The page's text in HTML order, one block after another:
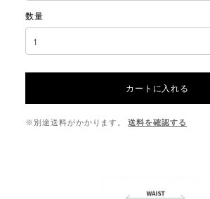
数量
カートに入れる
※別途送料がかかります。 送料を確認する